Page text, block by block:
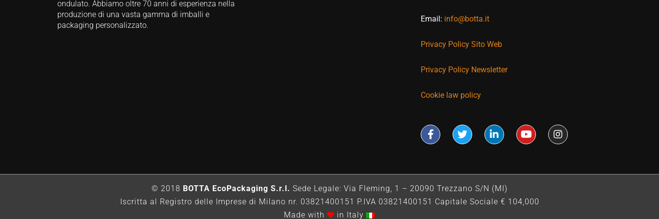
ondulato. Abbiamo oltre 70 anni di esperienza nella
produzione di una vasta gamma di imballi e
packaging personalizzato.
Email: info@botta.it
Privacy Policy Sito Web
Privacy Policy Newsletter
Cookie law policy
© 2018 BOTTA EcoPackaging S.r.l. Sede Legale: Via Fleming, 1 – 20090 Trezzano S/N (MI)
Iscritta al Registro delle Imprese di Milano nr. 03821400151 P.IVA 03821400151 Capitale Sociale € 104,000
Made with
in Italy